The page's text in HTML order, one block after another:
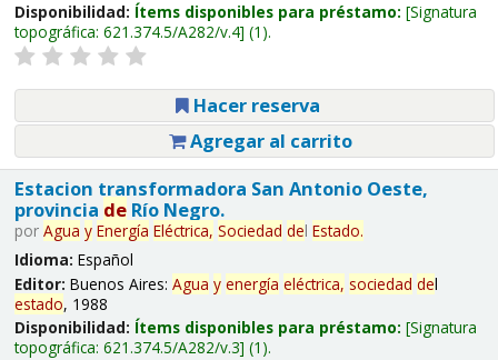
Disponibilidad: Ítems disponibles para préstamo: Signatura
topográfica: 621.374.5/A282/v.4 (1).
Hacer reserva
Agregar al carrito
Estacion transformadora San Antonio Oeste,
provincia deRío Negro.
por Agua y Energía Eléctrica, Sociedad del Estado.
Idioma: Español
Editor: Buenos Aires: Agua y energía eléctrica, sociedad del
estado, 1988
Disponibilidad: Ítems disponibles para préstamo: Signatura
topográfica: 621.374.5/A282/v.3 (1).